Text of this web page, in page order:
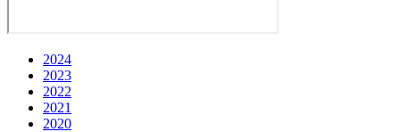
2024
2023
2022
2021
2020